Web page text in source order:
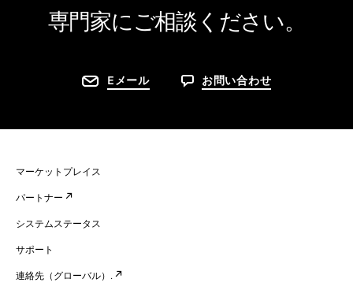
専門家にご相談ください。
Eメール お問い合わせ
マーケットプレイス
パートナー
システムステータス
サポート
連絡先（グローバル）.